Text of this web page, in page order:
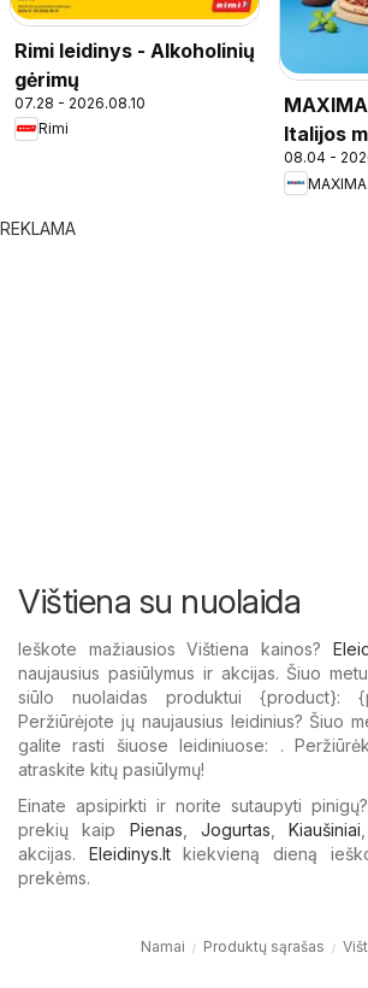
Rimi leidinys - Alkoholinių
gėrimų
07.28 - 2026.08.10
Rimi
Italijos
08.04 -
MAXIMA
REKLAMA
Vištiena su nuolaida
Ieškote mažiausios Vištiena kainos?
naujausius pasiūlymus ir akcijas. Šiuo
siūlo nuolaidas produktui {​product}:
Peržiūrėjote jų naujausius leidinius? Šiuo
galite rasti šiuose leidiniuose: .
atraskite kitų pasiūlymų!
Einate apsipirkti ir norite sutaupyti
prekių kaip Pienas Jogurtas ,Kiaušiniai
akcijas. Eleidinys.ltkiekvieną dieną
prekėms.
Namai Produktų sąrašas